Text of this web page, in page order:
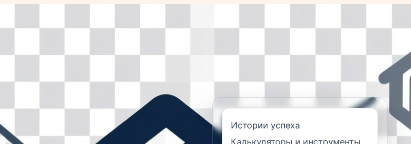
Истории успеха
Калькуляторы и инструменты